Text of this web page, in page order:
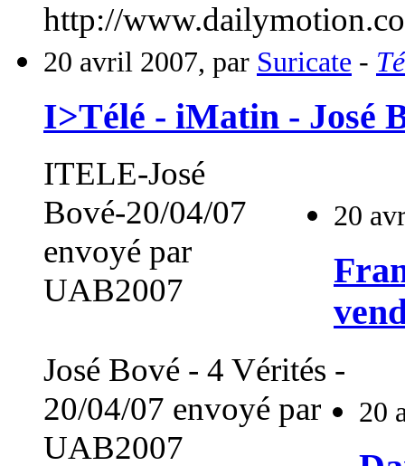
http://
20 avril 2007, par Suricate -
I>Télé - iMatin - José
ITELE-José
Bové-20/04/07
envoyé par
UAB2007
20
José Bové - 4 Vérités -
20/04/07 envoyé par
UAB2007
20